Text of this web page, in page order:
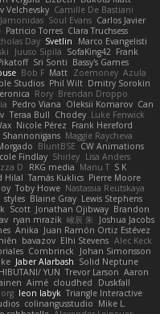
Velchevsky Camille De Bastiani
Jamonidas Soul Evans Carlos Javier
Patricio Torres Clara Truchsess
Day Svetlin
Marco Evangelisti
Juuso Sipilä SofaKing42 Frank
Sri Sonti Bassy's Games
Bob F Matt Zoemoney Azula
Studios Phil Wilt Dmitry Sorokin
Rory Brendan Droppo
Pedro Viana Oleksii Komarov Can
Teraa Bull Chodey Luke Fenwick
Nicole Pérez Frank Hereford
Shannonigans Maggie Raycheva
BluntBSE CW Animations
Findlay Shirley Lisa Anders
D RKG media Manu T S K
Hilal Tamás Kuklics Pierre Moore
Toby Howe Nastassia Reutskaya
styles Blaine Gray Lewis Stephens
Scott Jonathan Ojibway Brandon
ryan mrazik 峻辰 朱
Joshua Jacobs
Anika Juan Ramón Ortiz Estévez
bavazov Elhi Stevens Alec Keck
Combrinck Johan Simonsson
Jaber Alarbash Solid Neptune
YUN Trevor Larson Aaron
Aimé cloudhed
Duskfall
leon labyk Triangle Interactive
colinangusstudio Mike L.